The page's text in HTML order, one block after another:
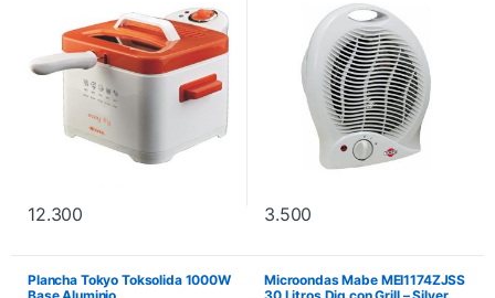
12.300 3.500
Plancha Tokyo Toksolida 1000W
Microondas Mabe MEI1174ZJSS